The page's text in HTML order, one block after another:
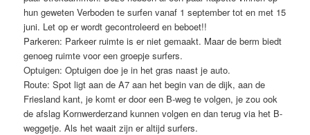
hun geweten Verboden te surfen vanaf 1 september tot en met 15
juni. Let op er wordt gecontroleerd en beboet!!
Parkeren: Parkeer ruimte is er niet gemaakt. Maar de berm biedt
genoeg ruimte voor een groepje surfers.
Optuigen: Optuigen doe je in het gras naast je auto.
Route: Spot ligt aan de A7 aan het begin van de dijk, aan de
Friesland kant, je komt er door een B-weg te volgen, je zou ook
de afslag Kornwerderzand kunnen volgen en dan terug via het B-
weggetje. Als het waait zijn er altijd surfers.